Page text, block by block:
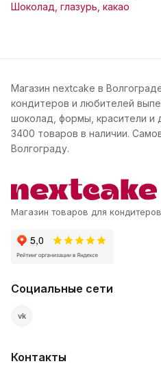
Шоколад, глазурь, какао
Магазин nextcake в
кондитеров и любителей
шоколад, формы, красители и
3400 товаров в наличии.
Волгограду.
Магазин товаров для
Социальные сети
vk
Контакты